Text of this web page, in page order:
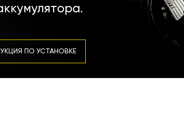
ПО УСТАНОВКЕ